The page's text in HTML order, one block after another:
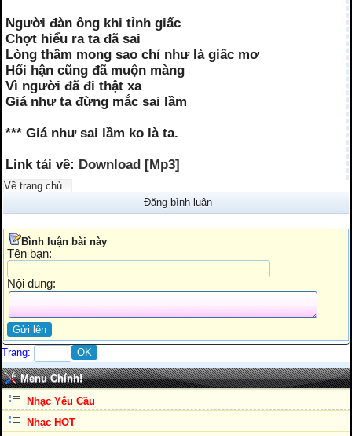
Người đàn ông khi tỉnh giấc
Chợt hiểu ra ta đã sai
Lòng thầm mong sao chỉ như là giấc mơ
Hối hận cũng đã muộn màng
Vì người đã đi thật xa
Giá như ta đừng mắc sai lầm
*** Giá như sai lầm ko là ta.
Link tải về: Download [Mp3]
Về trang chủ...
Đăng bình luận
Bình luận bài này
Tên bạn:
Nội dung:
Trang:
Menu Chính!
Nhạc Yêu Cầu
Nhạc HOT